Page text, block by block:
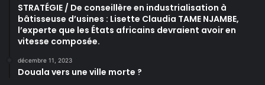
STRATÉGIE / De conseillère en industrialisation à
bâtisseuse d’usines : Lisette Claudia TAME NJAMBE,
l’experte que les États africains devraient avoir en
vitesse composée.
décembre 11, 2023
Douala vers une ville morte ?